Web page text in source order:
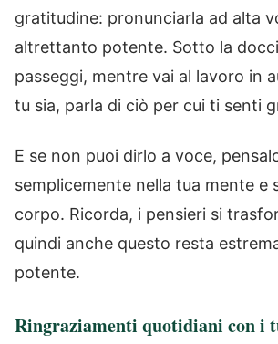
gratitudine: pronunciarla ad alta
altrettanto potente. Sotto la
passeggi, mentre vai al lavoro in
tu sia, parla di ciò per cui ti senti
E se non puoi dirlo a voce,
semplicemente nella tua mente e
corpo. Ricorda, i pensieri si
quindi anche questo resta
potente.
Ringraziamenti quotidiani con i